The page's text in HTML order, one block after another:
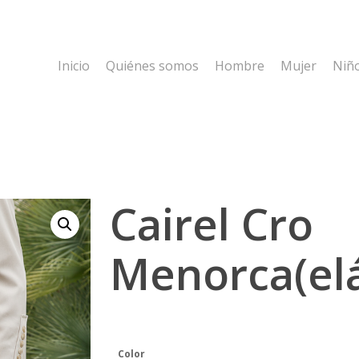
Inicio Quiénes somos Hombre Mujer
Cairel Cro
Color